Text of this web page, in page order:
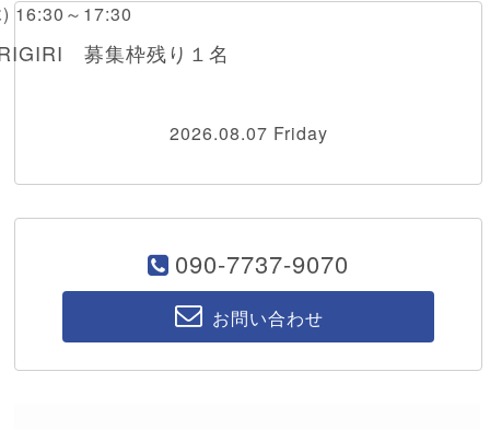
16:30～17:30
募集枠残り１名
2026.08.07 Friday
090-7737-9070
お問い合わせ